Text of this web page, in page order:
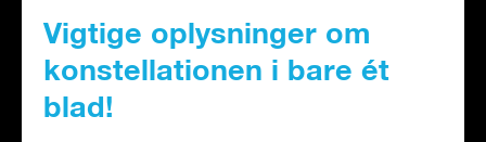
Vigtige oplysninger om
konstellationen i bare ét
blad!